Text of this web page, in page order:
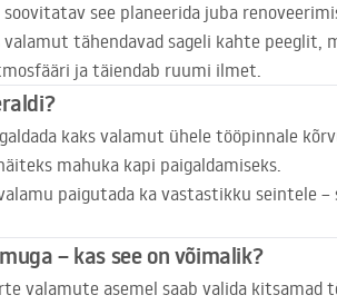
see planeerida juba
tähendavad sageli kahte peeglit,
ja täiendab ruumi ilmet.
kaks valamut ühele tööpinnale
mahuka kapi paigaldamiseks.
paigutada ka vastastikku seintele
– kas see on võimalik?
valamute asemel saab valida kitsamad